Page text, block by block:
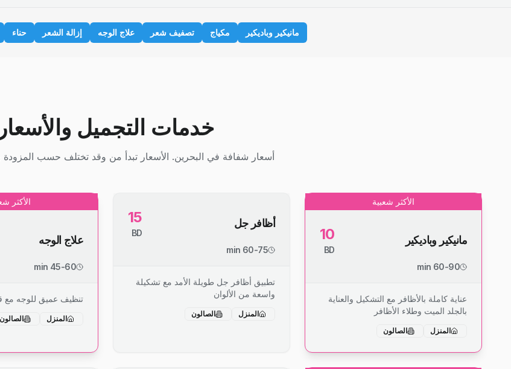
مانيكير وباديكير مكياج تصفيف شعر علاج الوجه إزالة الشعر حناء
خدمات التجميل والأسعار
أسعار شفافة في البحرين. الأسعار تبدأ من وقد تختلف حسب المزودة
الأكثر شعبية
مانيكير وباديكير 10
BD
60-90 min
عناية كاملة بالأظافر مع التشكيل والعناية
بالجلد الميت وطلاء الأظافر
المنزل الصالون
أظافر جل 15
BD
60-75 min
تطبيق أظافر جل طويلة الأمد مع تشكيلة
واسعة من الألوان
المنزل الصالون
الأكثر
علاج الوجه
45-60 min
تنظيف عميق للوجه مع
المنزل الصالون